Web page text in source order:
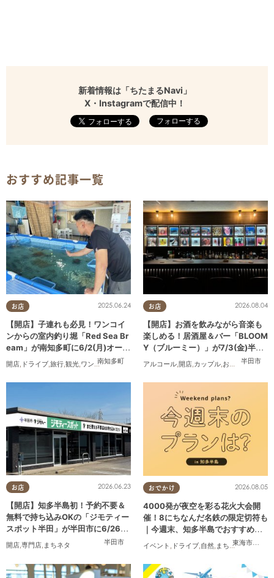
新着情報は「ちたまるNavi」
X・Instagramで配信中！
フォローする
おすすめ記事一覧
お店
南知多町
2025.06.24
【開店】子連れも必見！ワンコイ
ンからの室内釣り堀「Red Sea Br
eam」が南知多町に6/2(月)オープ
ン
開店, ドライブ,旅行,観光,ワンコイン
お店
半田市
2026.08.04
【開店】お酒を飲みながら音楽も
楽しめる！居酒屋＆バー「BLOOM
Y（ブルーミー）」が7/3(金)半田
市でオープン
アルコール,開店,カップル,おひとりさま
お店
半田市
2026.06.23
【開店】知多半島初！予約不要＆
無料で持ち込みOKの「ジモティー
スポット半田」が半田市に6/26
(金)オープン
開店,専門店, まちネタ
おでかけ
東海市大府
2026.08.05
4000発が夜空を彩る花火大会開
催！8にちなんだ名鉄の限定切符も
｜今週末、知多半島でおすすめの
プラン【8/8(土)・9(日)】
イベント , ドライブ,自然, まちネタ ,季節ネタ